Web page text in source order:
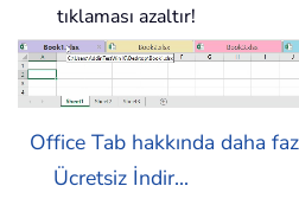
tıklaması azaltır!
Office Tab hakkında daha
Ücretsiz İndir...